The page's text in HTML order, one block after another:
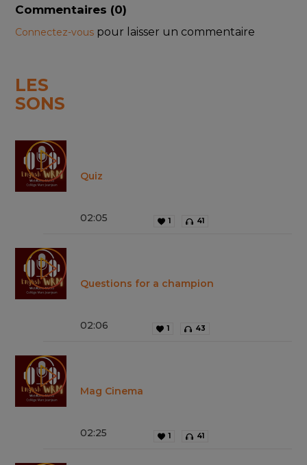
Commentaires (0)
Connectez-vous pour laisser un commentaire
LES
SONS
Quiz
02:05 1 41
Questions for a champion
02:06 1 43
Mag Cinema
02:25 1 41